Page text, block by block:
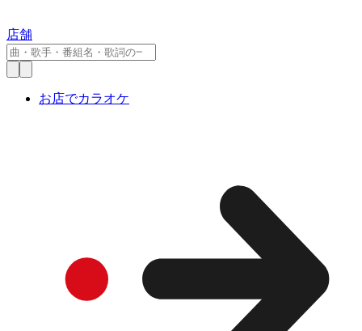
店舗
お店でカラオケ